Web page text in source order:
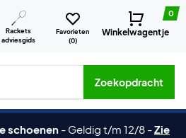
Rackets
adviesgids
Favorieten
(0)
0
Winkelwagentje
merken etc.
Zoekopdracht
schoenen - Geldig t/m 12/8 -Zie